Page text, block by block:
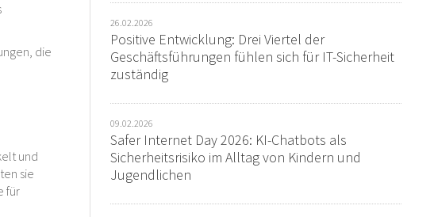
die
und
sie
für
26.02.2026
Positive Entwicklung: Drei Viertel der
Geschäftsführungen fühlen sich für IT-Sicherheit
zuständig
09.02.2026
Safer Internet Day 2026: KI-Chatbots als
Sicherheitsrisiko im Alltag von Kindern und
Jugendlichen